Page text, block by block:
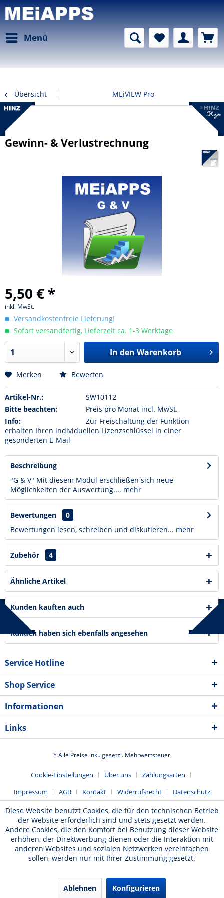
Menü
Übersicht MEiVIEW Pro
Gewinn- & Verlustrechnung
5,50 € *
inkl. MwSt.
Versandkostenfreie Lieferung!
Sofort versandfertig, Lieferzeit ca. 1-3 Werktage
In den Warenkorb
Merken Bewerten
Artikel-Nr.:
SW10112
Bitte beachten:
Preis pro Monat incl. MwSt.
Info:
Zur Freischaltung der Funktion
erhalten Ihren individuellen Lizenzschlüssel in einer
gesonderten E-Mail
Beschreibung
"G & V" Mit diesem Modul erschließen sich neue
Möglichkeiten der Auswertung.... mehr
Bewertungen
0
Bewertungen lesen, schreiben und diskutieren... mehr
Zubehör 4
Ähnliche Artikel
Kunden kauften auch
Kunden haben sich ebenfalls angesehen
Service Hotline
Shop Service
Informationen
Links
* Alle Preise inkl. gesetzl. Mehrwertsteuer
Cookie-Einstellungen Über uns
Zahlungsarten
Impressum
AGB Kontakt Widerrufsrecht Datenschutz
Diese Website benutzt Cookies, die für den technischen Betrieb
der Website erforderlich sind und stets gesetzt werden.
Andere Cookies, die den Komfort bei Benutzung dieser Website
erhöhen, der Direktwerbung dienen oder die Interaktion mit
anderen Websites und sozialen Netzwerken vereinfachen
sollen, werden nur mit Ihrer Zustimmung gesetzt.
Ablehnen Konfigurieren